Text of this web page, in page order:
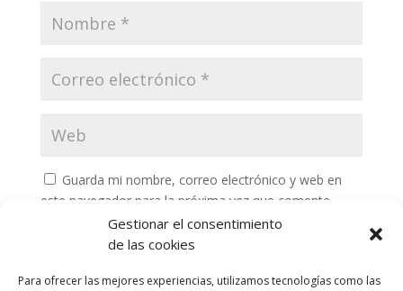
Gestionar el consentimiento
de las cookies
Para ofrecer las mejores experiencias, utilizamos tecnologías como las
Guarda mi nombre, correo electrónico y web en
este navegador para la próxima vez que comente.